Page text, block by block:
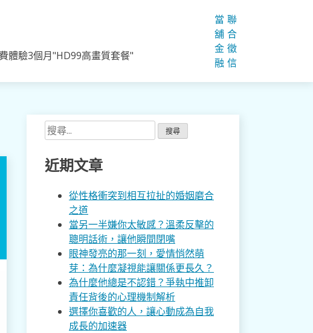
體驗3個月"HD99高畫質套餐"
當
舖
金
融
聯
合
徵
信
搜
尋
關
鍵
近期文章
從性格衝突到相互拉扯的婚姻磨合
之道
當另一半嫌你太敏感？溫柔反擊的
聰明話術，讓他瞬間閉嘴
眼神發亮的那一刻，愛情悄然萌
芽：為什麼凝視能讓關係更長久？
為什麼他總是不認錯？爭執中推卸
責任背後的心理機制解析
選擇你喜歡的人，讓心動成為自我
成長的加速器